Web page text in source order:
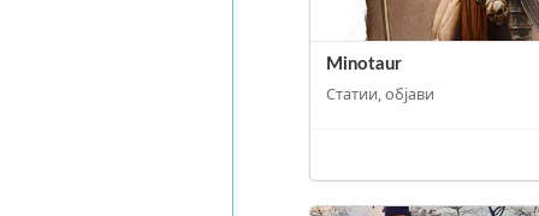
Minotaur
Статии, објави